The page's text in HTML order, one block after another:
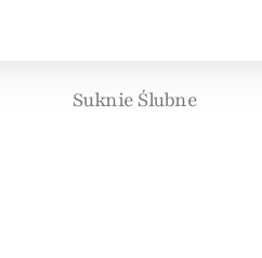
Suknie Ślubne